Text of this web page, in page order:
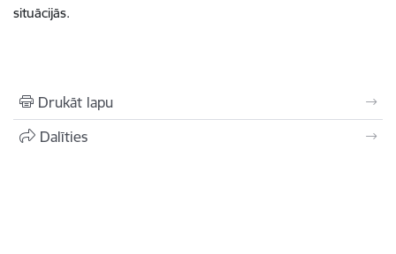
situācijās.
Drukāt lapu
Dalīties